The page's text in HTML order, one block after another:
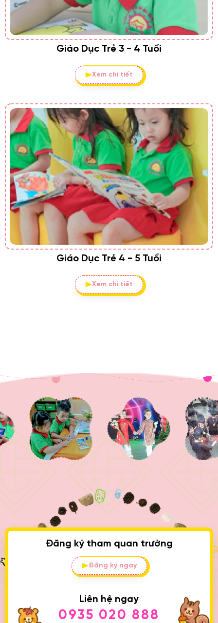
Giáo Dục Trẻ 3 - 4 Tuổi
Xem chi tiết
Giáo Dục Trẻ 4 - 5 Tuổi
Xem chi tiết
Đăng ký tham quan trường
Đăng ký ngay
Liên hệ ngay
0935 020 888